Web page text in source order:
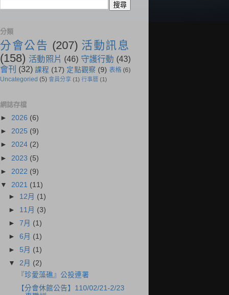
分類
分會公告 (207) 活動訊息
(158) 活動照片 (46) 守護行動 (43)
會刊 (32) 課程 (17) 定點觀察 (9) 表格 (6)
Uncategoried (5) 會員分享 (1) 行事曆 (1)
網誌存檔
► 2026 (6)
► 2025 (9)
► 2024 (2)
► 2023 (5)
► 2022 (9)
▼ 2021 (11)
► 12月 (1)
► 11月 (3)
►7月 (1)
►6月 (1)
► 5月 (1)
▼2月 (2)
『珍愛藻礁』公投連署
【分會休館公告】110/02/21-2/23